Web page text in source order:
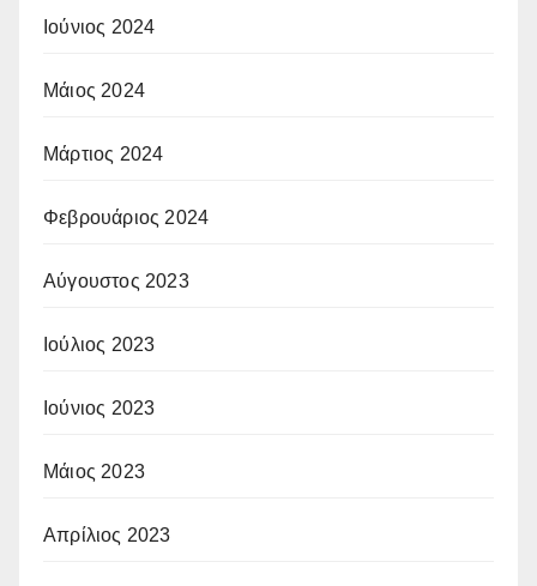
Ιούνιος 2024
Μάιος 2024
Μάρτιος 2024
Φεβρουάριος 2024
Αύγουστος 2023
Ιούλιος 2023
Ιούνιος 2023
Μάιος 2023
Απρίλιος 2023